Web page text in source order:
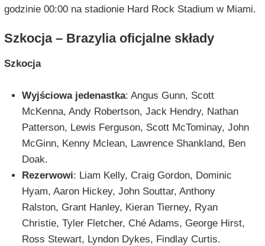
godzinie 00:00 na stadionie Hard Rock Stadium w Miami.
Szkocja – Brazylia oficjalne składy
Szkocja
Wyjściowa jedenastka: Angus Gunn, Scott
McKenna, Andy Robertson, Jack Hendry, Nathan
Patterson, Lewis Ferguson, Scott McTominay, John
McGinn, Kenny Mclean, Lawrence Shankland, Ben
Doak.
Rezerwowi: Liam Kelly, Craig Gordon, Dominic
Hyam, Aaron Hickey, John Souttar, Anthony
Ralston, Grant Hanley, Kieran Tierney, Ryan
Christie, Tyler Fletcher, Ché Adams, George Hirst,
Ross Stewart, Lyndon Dykes, Findlay Curtis.